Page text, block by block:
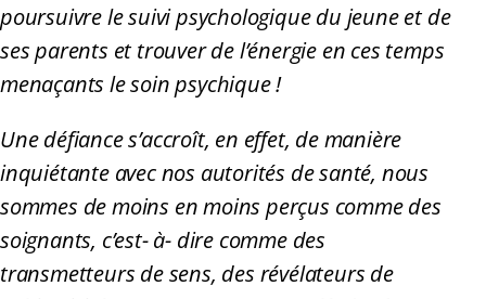
poursuivre le suivi psychologique du jeune et de
ses parents et trouver de l’énergie en ces temps
menaçants le soin psychique !
Une défiance s’accroît, en effet, de manière
inquiétante avec nos autorités de santé, nous
sommes de moins en moins perçus comme des
soignants, c’est- à- dire comme des
transmetteurs de sens, des révélateurs de